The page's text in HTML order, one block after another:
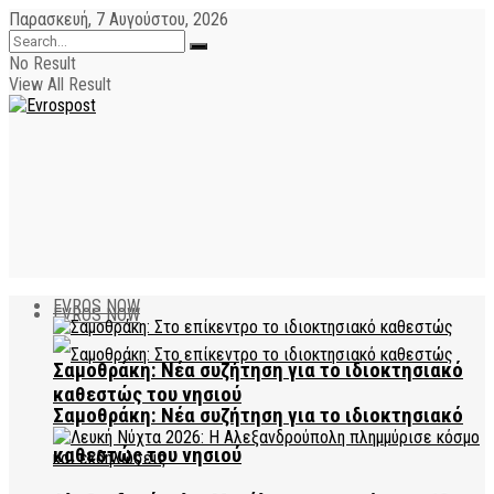
Παρασκευή, 7 Αυγούστου, 2026
No Result
View All Result
EVROS NOW
Σαμοθράκη: Νέα συζήτηση για το ιδιοκτησιακό
καθεστώς του νησιού
EVROS NOW
Σαμοθράκη: Νέα συζήτηση για το ιδιοκτησιακό
καθεστώς του νησιού